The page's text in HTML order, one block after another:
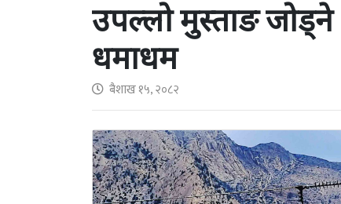
उपल्लो मुस्ताङ जोड्ने
धमाधम
बैशाख १५, २०८२